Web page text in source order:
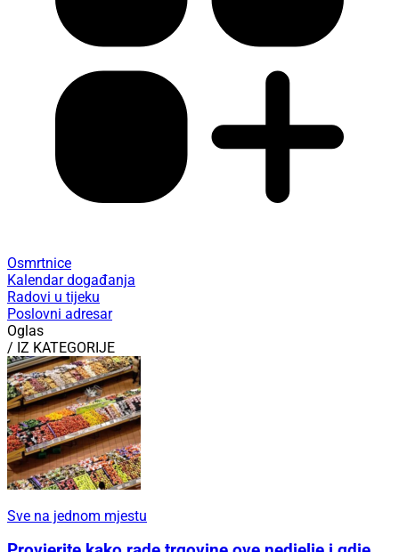
Osmrtnice
Kalendar događanja
Radovi u tijeku
Poslovni adresar
Oglas
/ IZ KATEGORIJE
Sve na jednom mjestu